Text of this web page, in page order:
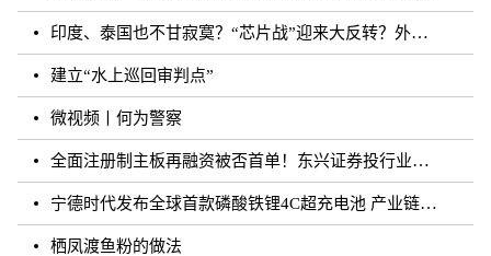
印度、泰国也不甘寂寞？“芯片战”迎来大反转？外媒：风云再起
建立“水上巡回审判点”
微视频丨何为警察
全面注册制主板再融资被否首单！东兴证券投行业务再遭打击
宁德时代发布全球首款磷酸铁锂4C超充电池 产业链上市公司相继规划和布局
栖凤渡鱼粉的做法